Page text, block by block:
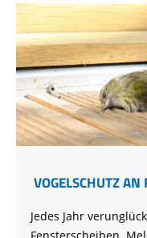
VOGELSCHUTZ AN
Jedes Jahr